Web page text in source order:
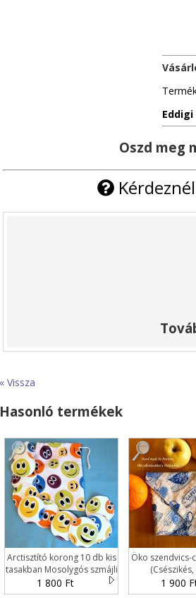
Oszd meg
« Vissza
Hasonló termékek
Arctisztító korong 10 db kis
tasakban Mosolygós szmájli
1 800 Ft
Öko szendvics-
1 900